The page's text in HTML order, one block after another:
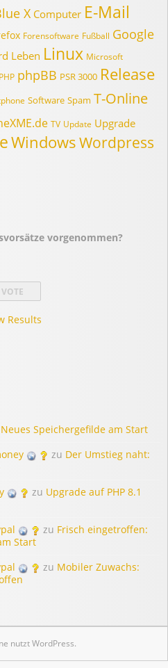
X Computer E-Mail
Forensoftware Fußball Google
Leben Linux Microsoft
PHP phpBB PSR 3000 Release
Software Spam T-Online
TV Update Upgrade
WindowsWordpress
vorgenommen?
Results
Neues Speichergefilde am Start
zu Der Umstieg naht:
zu Upgrade auf PHP 8.1
zu Frisch eingetroffen:
Start
zu Mobiler Zuwachs:
nutztWordPress.